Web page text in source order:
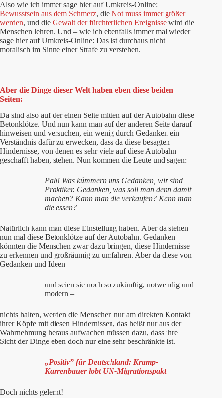
Also wie ich immer sage hier auf Umkreis-Online:
Bewusstsein aus dem Schmerz, die Not muss immer größer
werden, und die Gewalt der fürchterlichen Ereignisse wird die
Menschen lehren. Und – wie ich ebenfalls immer mal wieder
sage hier auf Umkreis-Online: Das ist durchaus nicht
moralisch im Sinne einer Strafe zu verstehen.
Aber die Dinge dieser Welt haben eben diese beiden
Seiten:
Da sind also auf der einen Seite mitten auf der Autobahn diese
Betonklötze. Und nun kann man auf der anderen Seite darauf
hinweisen und versuchen, ein wenig durch Gedanken ein
Verständnis dafür zu erwecken, dass da diese besagten
Hindernisse, von denen es sehr viele auf diese Autobahn
geschafft haben, stehen. Nun kommen die Leute und sagen:
Pah! Was kümmern uns Gedanken, wir sind
Praktiker. Gedanken, was soll man denn damit
machen? Kann man die verkaufen? Kann man
die essen?
Natürlich kann man diese Einstellung haben. Aber da stehen
nun mal diese Betonklötze auf der Autobahn. Gedanken
könnten die Menschen zwar dazu bringen, diese Hindernisse
zu erkennen und großräumig zu umfahren. Aber da diese von
Gedanken und Ideen –
und seien sie noch so zukünftig, notwendig und
modern –
nichts halten, werden die Menschen nur am direkten Kontakt
ihrer Köpfe mit diesen Hindernissen, das heißt nur aus der
Wahrnehmung heraus aufwachen müssen dazu, dass ihre
Sicht der Dinge eben doch nur eine sehr beschränkte ist.
„Positiv” für Deutschland: Kramp-
Karrenbauer lobt UN-Migrationspakt
Doch nichts gelernt!